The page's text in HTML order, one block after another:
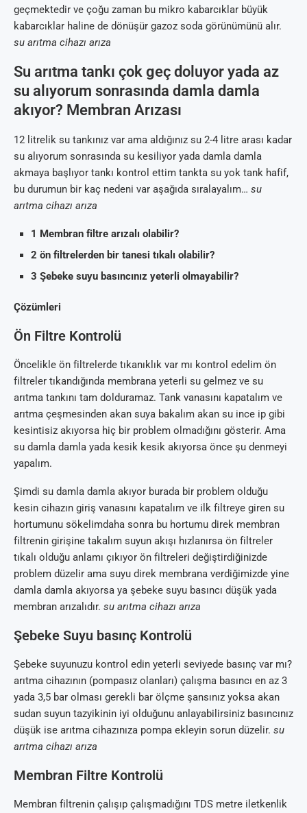
geçmektedir ve çoğu zaman bu mikro kabarcıklar büyük
kabarcıklar haline de dönüşür gazoz soda görünümünü alır.
su arıtma cihazı arıza
Su arıtma tankı çok geç doluyor yada az
su alıyorum sonrasında damla damla
akıyor? Membran Arızası
12 litrelik su tankınız var ama aldığınız su 2-4 litre arası kadar
su alıyorum sonrasında su kesiliyor yada damla damla
akmaya başlıyor tankı kontrol ettim tankta su yok tank hafif,
bu durumun bir kaç nedeni var aşağıda sıralayalım… su
arıtma cihazı arıza
1 Membran filtre arızalı olabilir?
2 ön filtrelerden bir tanesi tıkalı olabilir?
3 Şebeke suyu basıncınız yeterli olmayabilir?
Çözümleri
Ön Filtre Kontrolü
Öncelikle ön filtrelerde tıkanıklık var mı kontrol edelim ön
filtreler tıkandığında membrana yeterli su gelmez ve su
arıtma tankını tam dolduramaz. Tank vanasını kapatalım ve
arıtma çeşmesinden akan suya bakalım akan su ince ip gibi
kesintisiz akıyorsa hiç bir problem olmadığını gösterir. Ama
su damla damla yada kesik kesik akıyorsa önce şu denmeyi
yapalım.
Şimdi su damla damla akıyor burada bir problem olduğu
kesin cihazın giriş vanasını kapatalım ve ilk filtreye giren su
hortumunu sökelimdaha sonra bu hortumu direk membran
filtrenin girişine takalım suyun akışı hızlanırsa ön filtreler
tıkalı olduğu anlamı çıkıyor ön filtreleri değiştirdiğinizde
problem düzelir ama suyu direk membrana verdiğimizde yine
damla damla akıyorsa ya şebeke suyu basıncı düşük yada
membran arızalıdır. su arıtma cihazı arıza
Şebeke Suyu basınç Kontrolü
Şebeke suyunuzu kontrol edin yeterli seviyede basınç var mı?
arıtma cihazının (pompasız olanları) çalışma basıncı en az 3
yada 3,5 bar olması gerekli bar ölçme şansınız yoksa akan
sudan suyun tazyikinin iyi olduğunu anlayabilirsiniz basıncınız
düşük ise arıtma cihazınıza pompa ekleyin sorun düzelir. su
arıtma cihazı arıza
Membran Filtre Kontrolü
Membran filtrenin çalışıp çalışmadığını TDS metre iletkenlik